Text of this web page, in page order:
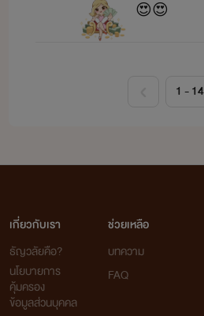
😍😍
เกี่ยวกับเรา
ธัญวลัยคือ?
นโยบายการ
คุ้มครอง
ข้อมูลส่วนบุคคล
ช่วยเหลือ
บทความ
FAQ